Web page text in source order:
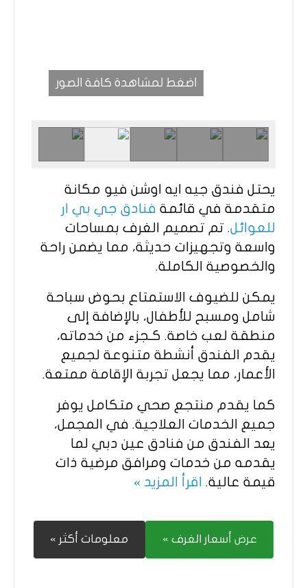
اضغط لمشاهدة كافة الصور
يحتل فندق جيه ايه اوشن فيو مكانة
متقدمة في قائمة فنادق جي بي ار
للعوائل. تم تصميم الغرف بمساحات
واسعة وتجهيزات حديثة، مما يضمن راحة
والخصوصية الكاملة.
يمكن للضيوف الاستمتاع بحوض سباحة
شامل ومسبح للأطفال، بالإضافة إلى
منطقة لعب خاصة. كـجزء من خدماته،
يقدم الفندق أنشطة متنوعة لجميع
الأعمار، مما يجعل تجربة الإقامة ممتعة.
كما يقدم منتجع صحي متكامل يوفر
جميع الخدمات العلاجية. في المجمل،
يعد الفندق من فنادق عين دبي لما
يقدمه من خدمات ومرافق مرضية ذات
قيمة عالية. اقرأ المزيد »
عرض أسعار الغرف » معلومات أكثر »